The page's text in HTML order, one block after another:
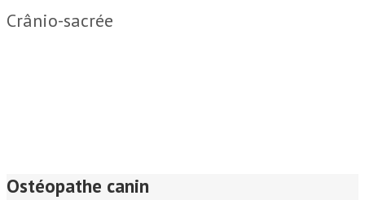
Crânio-sacrée
Ostéopathe canin